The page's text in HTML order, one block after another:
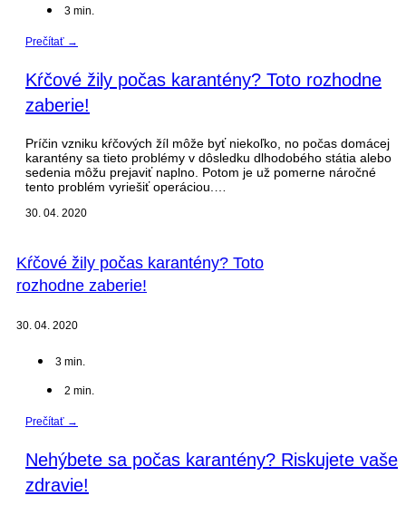
3 min.
Prečítať →
Kŕčové žily počas karantény? Toto rozhodne
zaberie!
Príčin vzniku kŕčových žíl môže byť niekoľko, no počas domácej
karantény sa tieto problémy v dôsledku dlhodobého státia alebo
sedenia môžu prejaviť naplno. Potom je už pomerne náročné
tento problém vyriešiť operáciou.…
30. 04. 2020
Kŕčové žily počas karantény? Toto
rozhodne zaberie!
30. 04. 2020
3 min.
2 min.
Prečítať →
Nehýbete sa počas karantény? Riskujete vaše
zdravie!